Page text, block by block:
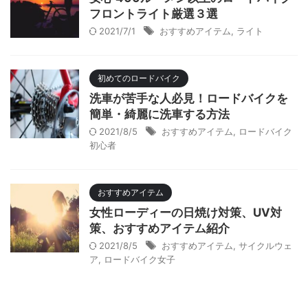
フロントライト厳選３選
2021/7/1 おすすめアイテム ライト
初めてのロードバイク
洗車が苦手な人必見！ロードバイクを
簡単・綺麗に洗車する方法
2021/8/5 おすすめアイテム
ロードバイク
初心者
おすすめアイテム
女性ローディーの日焼け対策、UV対
策、おすすめアイテム紹介
2021/8/5 おすすめアイテム
サイクルウェ
ア
ロードバイク女子